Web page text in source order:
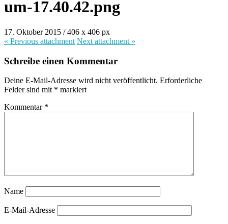
um-17.40.42.png
17. Oktober 2015 /406 x 406 px
« Previous attachment Next attachment »
Schreibe einen Kommentar
Deine E-Mail-Adresse wird nicht veröffentlicht. Erforderliche
Felder sind mit * markiert
Kommentar *
Name
E-Mail-Adresse